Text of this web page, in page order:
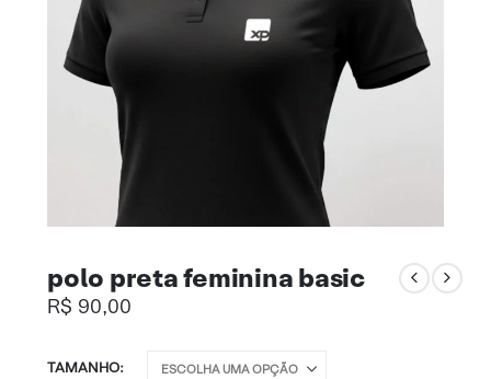
polo preta feminina basic
R$ 90,00
TAMANHO